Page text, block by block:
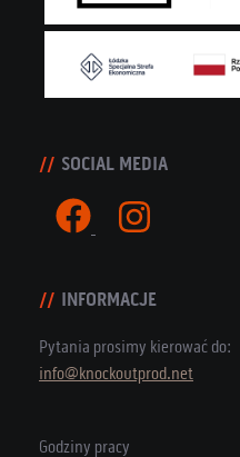
SOCIAL MEDIA
INFORMACJE
Pytania prosimy kierować do:
info@knockoutprod.net
Godziny pracy